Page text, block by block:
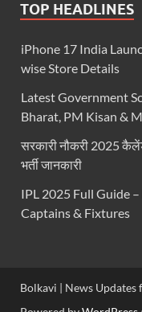
TOP HEADLINES
iPhone 17 India
wise Store Details
Latest Government
Bharat, PM Kisan &
सरकारी नौकरी 2025
भर्ती जानकारी
IPL 2025 Full Guide –
Captains & Fixtures
Bolkavi | News